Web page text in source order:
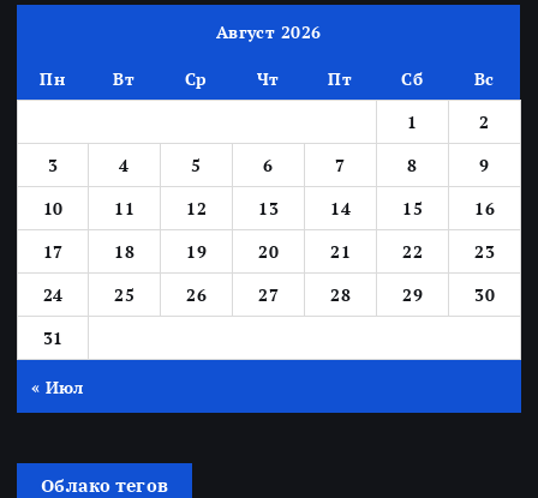
Август 2026
Пн Вт Ср Чт Пт Сб
Вс
1
2
3
4 5 6 7 8
9
10
11 12 13 14 15
16
17
18 19 20 21 22
23
24
25 26 27 28 29
30
31
« Июл
Облако тегов